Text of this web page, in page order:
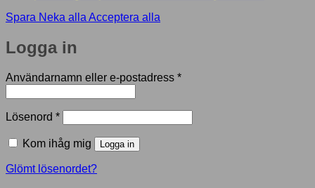
Spara Neka alla Acceptera alla
Logga in
Användarnamn eller e-postadress *Obligatoriskt
Lösenord *Obligatoriskt
Kom ihåg mig Logga in
Glömt lösenordet?